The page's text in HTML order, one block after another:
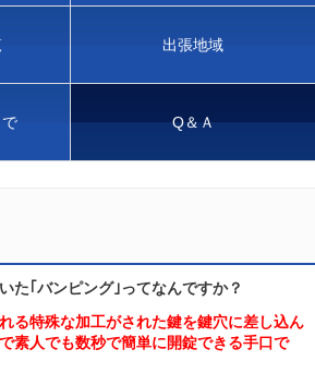
出張地域
Q＆Ａ
た｢バンピング｣ってなんですか？
る特殊な加工がされた鍵を鍵穴に差し込ん
素人でも数秒で簡単に開錠できる手口で